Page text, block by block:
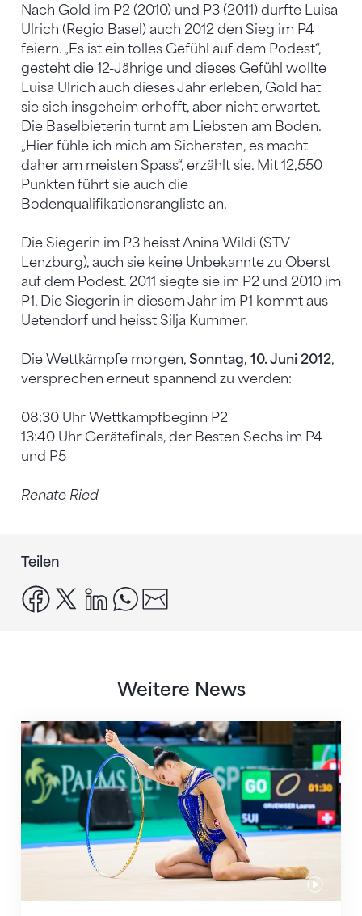
Nach Gold im P2 (2010) und P3 (2011) durfte Luisa
Ulrich (Regio Basel) auch 2012 den Sieg im P4
feiern. „Es ist ein tolles Gefühl auf dem Podest“,
gesteht die 12-Jährige und dieses Gefühl wollte
Luisa Ulrich auch dieses Jahr erleben, Gold hat
sie sich insgeheim erhofft, aber nicht erwartet.
Die Baselbieterin turnt am Liebsten am Boden.
„Hier fühle ich mich am Sichersten, es macht
daher am meisten Spass“, erzählt sie. Mit 12,550
Punkten führt sie auch die
Bodenqualifikationsrangliste an.
Die Siegerin im P3 heisst Anina Wildi (STV
Lenzburg), auch sie keine Unbekannte zu Oberst
auf dem Podest. 2011 siegte sie im P2 und 2010 im
P1. Die Siegerin in diesem Jahr im P1 kommt aus
Uetendorf und heisst Silja Kummer.
Die Wettkämpfe morgen, Sonntag, 10. Juni 2012,
versprechen erneut spannend zu werden:
08:30 Uhr Wettkampfbeginn P2
13:40 Uhr Gerätefinals, der Besten Sechs im P4
und P5
Renate Ried
Teilen
facebook
x linkedinwhatsapp
Weitere News
Nächster Halt: Weltmeisterschaft